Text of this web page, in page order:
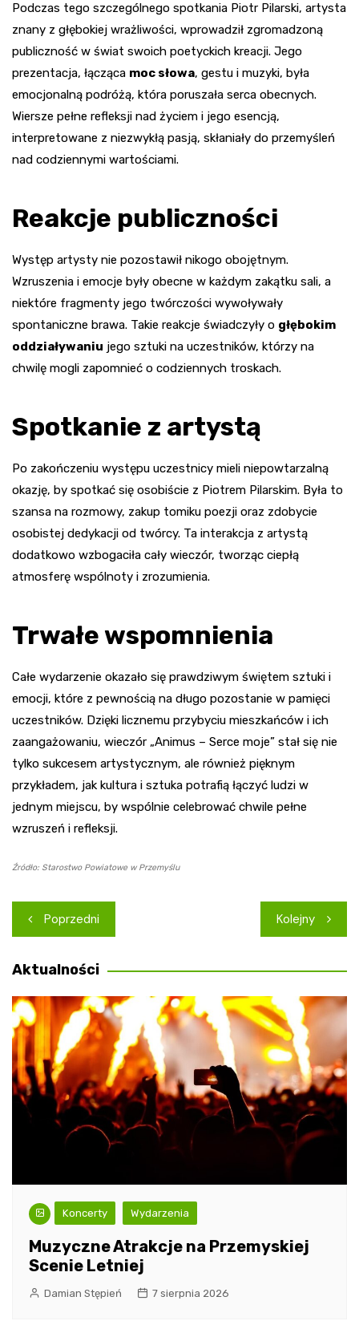
Podczas tego szczególnego spotkania Piotr Pilarski, artysta
znany z głębokiej wrażliwości, wprowadził zgromadzoną
publiczność w świat swoich poetyckich kreacji. Jego
prezentacja, łącząca moc słowa, gestu i muzyki, była
emocjonalną podróżą, która poruszała serca obecnych.
Wiersze pełne refleksji nad życiem i jego esencją,
interpretowane z niezwykłą pasją, skłaniały do przemyśleń
nad codziennymi wartościami.
Reakcje publiczności
Występ artysty nie pozostawił nikogo obojętnym.
Wzruszenia i emocje były obecne w każdym zakątku sali, a
niektóre fragmenty jego twórczości wywoływały
spontaniczne brawa. Takie reakcje świadczyły o głębokim
oddziaływaniu jego sztuki na uczestników, którzy na
chwilę mogli zapomnieć o codziennych troskach.
Spotkanie z artystą
Po zakończeniu występu uczestnicy mieli niepowtarzalną
okazję, by spotkać się osobiście z Piotrem Pilarskim. Była to
szansa na rozmowy, zakup tomiku poezji oraz zdobycie
osobistej dedykacji od twórcy. Ta interakcja z artystą
dodatkowo wzbogaciła cały wieczór, tworząc ciepłą
atmosferę wspólnoty i zrozumienia.
Trwałe wspomnienia
Całe wydarzenie okazało się prawdziwym świętem sztuki i
emocji, które z pewnością na długo pozostanie w pamięci
uczestników. Dzięki licznemu przybyciu mieszkańców i ich
zaangażowaniu, wieczór „Animus – Serce moje” stał się nie
tylko sukcesem artystycznym, ale również pięknym
przykładem, jak kultura i sztuka potrafią łączyć ludzi w
jednym miejscu, by wspólnie celebrować chwile pełne
wzruszeń i refleksji.
Źródło: Starostwo Powiatowe w Przemyślu
Nawigacja
wpisu
Poprzedni Kolejny
Aktualności
Koncerty Wydarzenia
Muzyczne Atrakcje na Przemyskiej
Scenie Letniej
Damian Stępień 7 sierpnia 2026